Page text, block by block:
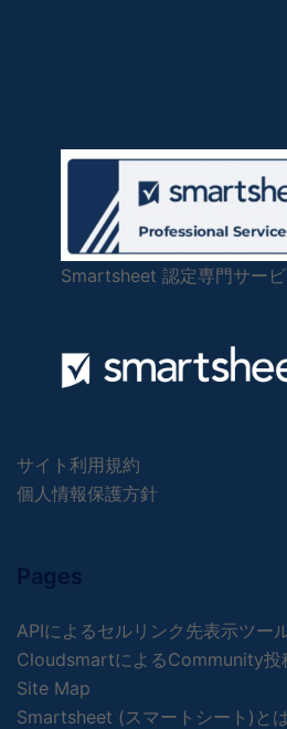
Smartsheet 認定専門サー
サイト利用規約
個人情報保護方針
Pages
APIによるセルリンク先表示ツー
CloudsmartによるCommunity投
Site Map
Smartsheet (スマートシート)と